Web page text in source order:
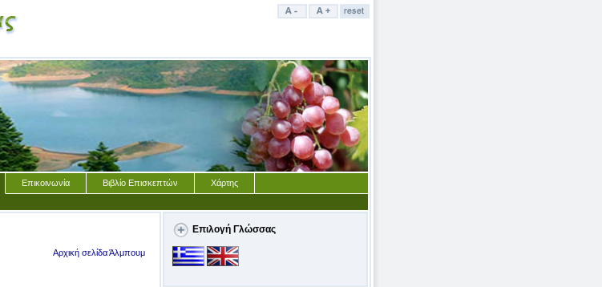
Επικοινωνία Βιβλίο Επισκεπτών Χάρτης
Αρχική σελίδα Άλμπουμ
Επιλογή Γλώσσας